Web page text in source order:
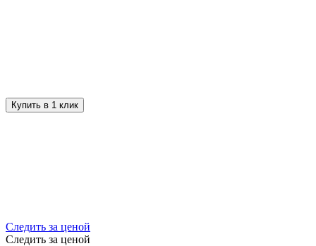
Купить в 1 клик
Следить за ценой
Следить за ценой